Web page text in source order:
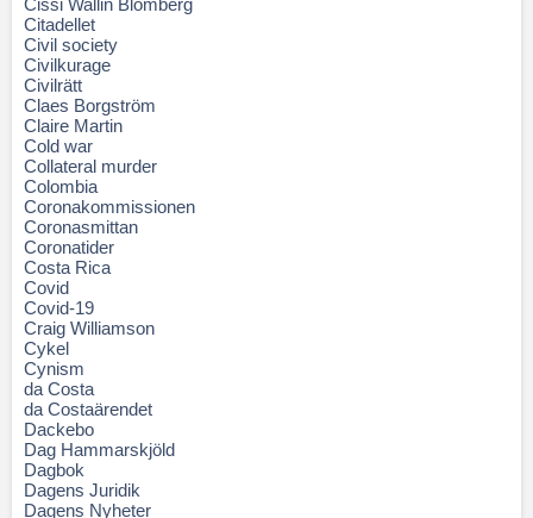
Cissi Wallin Blomberg
Citadellet
Civil society
Civilkurage
Civilrätt
Claes Borgström
Claire Martin
Cold war
Collateral murder
Colombia
Coronakommissionen
Coronasmittan
Coronatider
Costa Rica
Covid
Covid-19
Craig Williamson
Cykel
Cynism
da Costa
da Costaärendet
Dackebo
Dag Hammarskjöld
Dagbok
Dagens Juridik
Dagens Nyheter